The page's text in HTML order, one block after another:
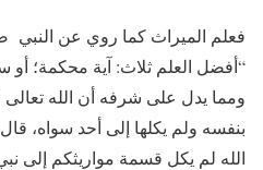
فعلم الميراث كما روي عن النبي
“أفضل العلم ثلاث: آية محكمة؛
ومما يدل على شرفه أن الله
بنفسه ولم يكلها إلى أحد سواه،
الله لم يكل قسمة مواريثكم إلى